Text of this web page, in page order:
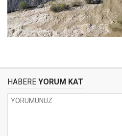
HABERE YORUM KAT